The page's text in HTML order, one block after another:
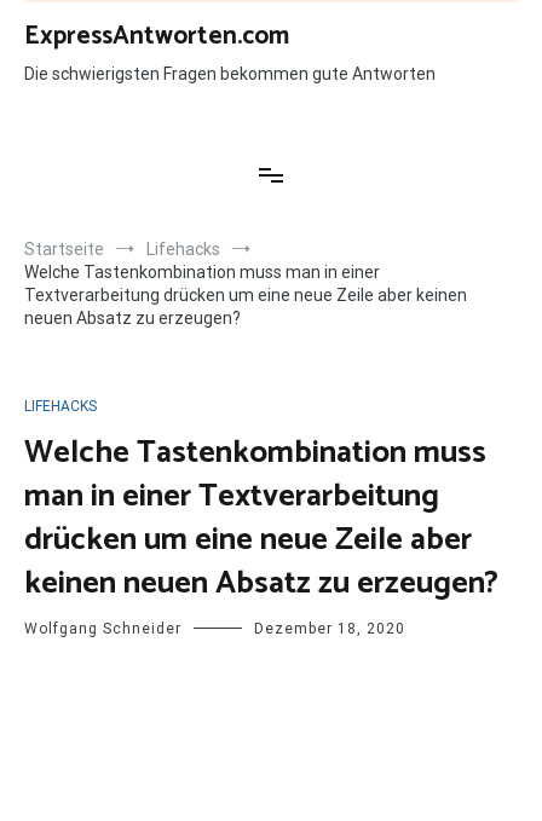
Zum
Inhalt
springen
ExpressAntworten.com
Die schwierigsten Fragen bekommen gute Antworten
Startseite
Lifehacks
Welche Tastenkombination muss man in einer
Textverarbeitung drücken um eine neue Zeile aber keinen
neuen Absatz zu erzeugen?
LIFEHACKS
Welche Tastenkombination muss
man in einer Textverarbeitung
drücken um eine neue Zeile aber
keinen neuen Absatz zu erzeugen?
Wolfgang Schneider Dezember 18, 2020